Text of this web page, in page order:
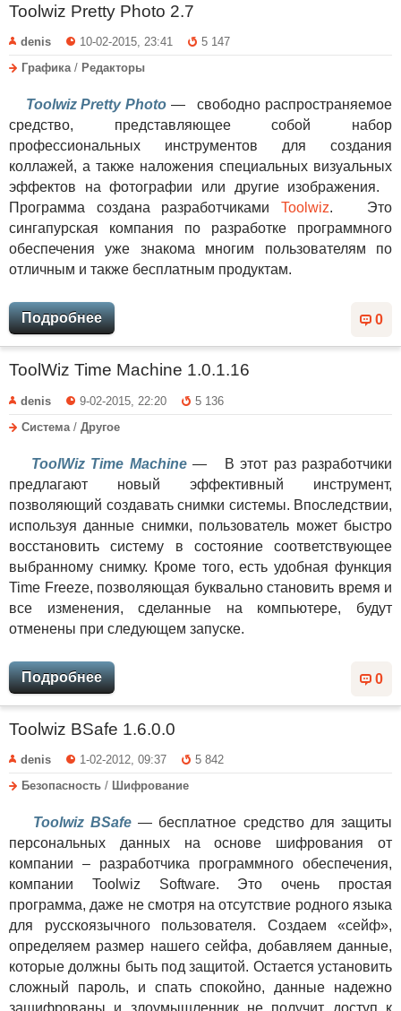
Toolwiz Pretty Photo 2.7
denis 10-02-2015, 23:41
5 147
Графика/ Редакторы
Toolwiz Pretty Photo — свободно распространяемое
средство, представляющее собой набор
профессиональных инструментов для создания
коллажей, а также наложения специальных визуальных
эффектов на фотографии или другие изображения.
Программа создана разработчиками Toolwiz. Это
сингапурская компания по разработке программного
обеспечения уже знакома многим пользователям по
отличным и также бесплатным продуктам.
0
Подробнее
ToolWiz Time Machine 1.0.1.16
denis 9-02-2015, 22:20
5 136
Система / Другое
ToolWiz Time Machine— В этот раз разработчики
предлагают новый эффективный инструмент,
позволяющий создавать снимки системы. Впоследствии,
используя данные снимки, пользователь может быстро
восстановить систему в состояние соответствующее
выбранному снимку. Кроме того, есть удобная функция
Time Freeze, позволяющая буквально становить время и
все изменения, сделанные на компьютере, будут
отменены при следующем запуске.
0
Подробнее
Toolwiz BSafe 1.6.0.0
denis 1-02-2012, 09:37
5 842
Безопасность / Шифрование
Toolwiz BSafe— бесплатное средство для защиты
персональных данных на основе шифрования от
компании – разработчика программного обеспечения,
компании Toolwiz Software. Это очень простая
программа, даже не смотря на отсутствие родного языка
для русскоязычного пользователя. Создаем «сейф»,
определяем размер нашего сейфа, добавляем данные,
которые должны быть под защитой. Остается установить
сложный пароль, и спать спокойно, данные надежно
зашифрованы и злоумышленник не получит доступ к